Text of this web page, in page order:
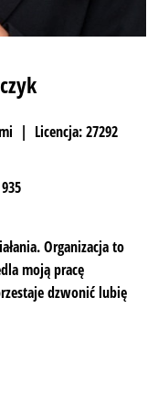
| Licencja: 27292
Organizacja to
moją pracę
dzwonić lubię